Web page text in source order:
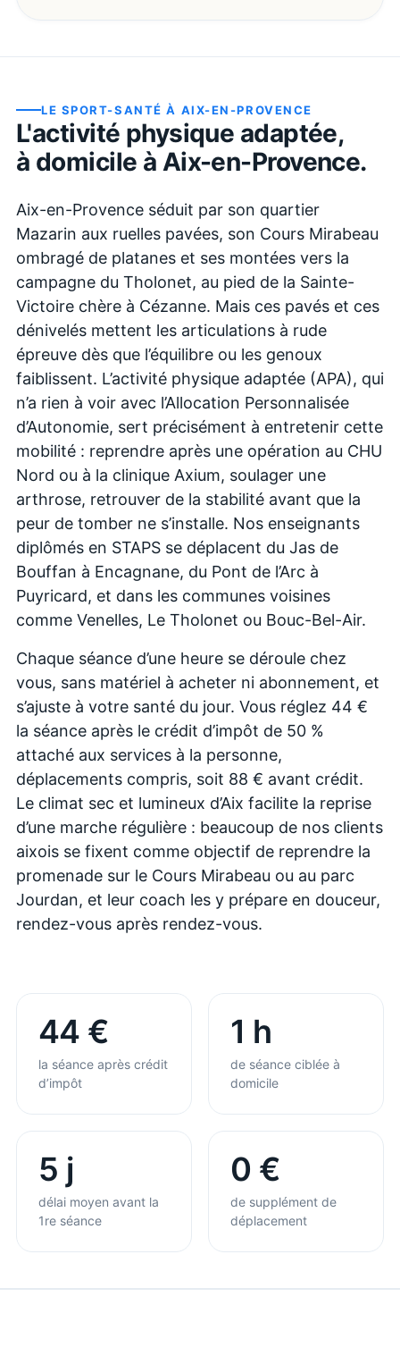
LE SPORT-SANTÉ À AIX-EN-PROVENCE
L'activité physique adaptée,
à domicile à Aix-en-Provence.
Aix-en-Provence séduit par son quartier
Mazarin aux ruelles pavées, son Cours Mirabeau
ombragé de platanes et ses montées vers la
campagne du Tholonet, au pied de la Sainte-
Victoire chère à Cézanne. Mais ces pavés et ces
dénivelés mettent les articulations à rude
épreuve dès que l’équilibre ou les genoux
faiblissent. L’activité physique adaptée (APA), qui
n’a rien à voir avec l’Allocation Personnalisée
d’Autonomie, sert précisément à entretenir cette
mobilité : reprendre après une opération au CHU
Nord ou à la clinique Axium, soulager une
arthrose, retrouver de la stabilité avant que la
peur de tomber ne s’installe. Nos enseignants
diplômés en STAPS se déplacent du Jas de
Bouffan à Encagnane, du Pont de l’Arc à
Puyricard, et dans les communes voisines
comme Venelles, Le Tholonet ou Bouc-Bel-Air.
Chaque séance d’une heure se déroule chez
vous, sans matériel à acheter ni abonnement, et
s’ajuste à votre santé du jour. Vous réglez 44 €
la séance après le crédit d’impôt de 50 %
attaché aux services à la personne,
déplacements compris, soit 88 € avant crédit.
Le climat sec et lumineux d’Aix facilite la reprise
d’une marche régulière : beaucoup de nos clients
aixois se fixent comme objectif de reprendre la
promenade sur le Cours Mirabeau ou au parc
Jourdan, et leur coach les y prépare en douceur,
rendez-vous après rendez-vous.
44 €
la séance après crédit
d’impôt
1 h
de séance ciblée à
domicile
5 j
délai moyen avant la
1re séance
0 €
de supplément de
déplacement